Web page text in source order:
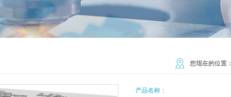
您现在的位置：
产品名称：